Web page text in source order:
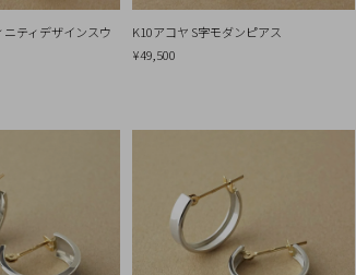
ティデザインスウ
K10アコヤ S字モダンピアス
¥49,500